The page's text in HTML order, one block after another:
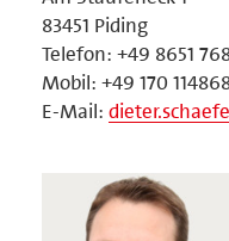
83451 Piding
Telefon: +49 8651
Mobil: +49 170
E-Mail: